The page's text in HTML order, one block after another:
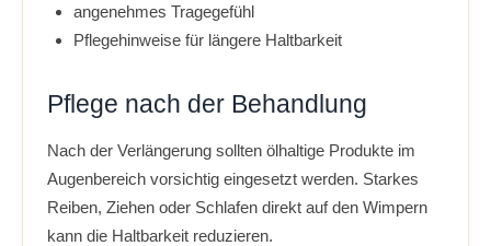
angenehmes Tragegefühl
Pflegehinweise für längere Haltbarkeit
Pflege nach der Behandlung
Nach der Verlängerung sollten ölhaltige Produkte im
Augenbereich vorsichtig eingesetzt werden. Starkes
Reiben, Ziehen oder Schlafen direkt auf den Wimpern
kann die Haltbarkeit reduzieren.